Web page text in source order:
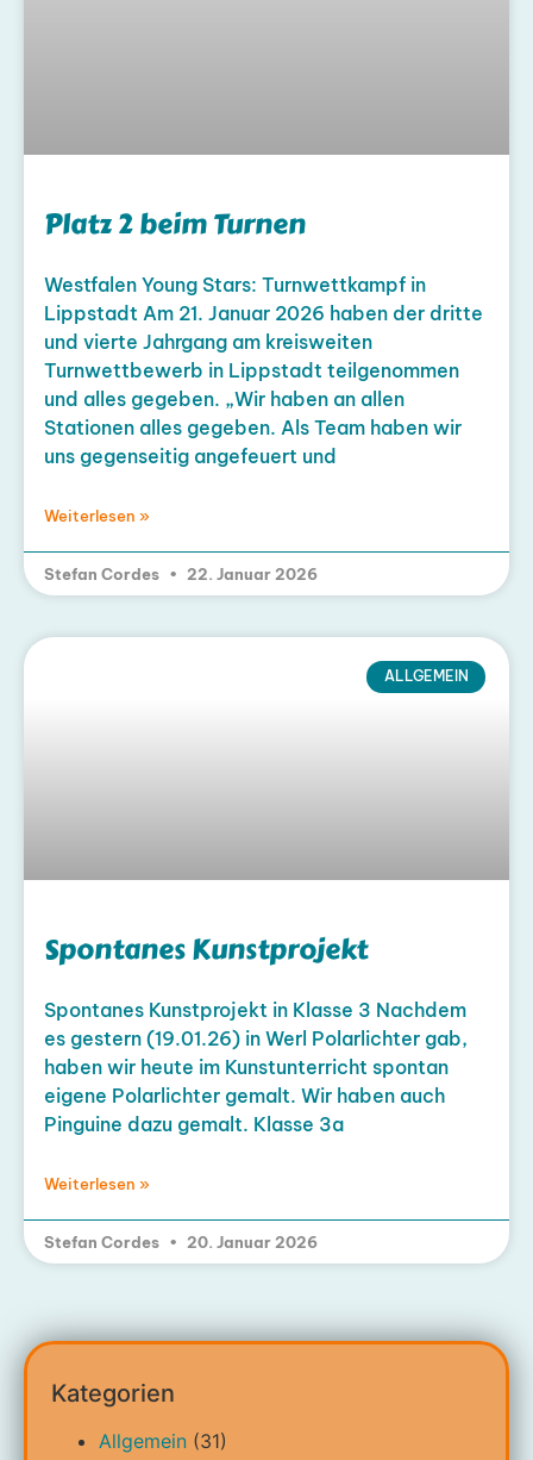
Platz 2 beim Turnen
Westfalen Young Stars: Turnwettkampf in
Lippstadt Am 21. Januar 2026 haben der dritte
und vierte Jahrgang am kreisweiten
Turnwettbewerb in Lippstadt teilgenommen
und alles gegeben. „Wir haben an allen
Stationen alles gegeben. Als Team haben wir
uns gegenseitig angefeuert und
Weiterlesen »
Stefan Cordes 22. Januar 2026
ALLGEMEIN
Spontanes Kunstprojekt
Spontanes Kunstprojekt in Klasse 3 Nachdem
es gestern (19.01.26) in Werl Polarlichter gab,
haben wir heute im Kunstunterricht spontan
eigene Polarlichter gemalt. Wir haben auch
Pinguine dazu gemalt. Klasse 3a
Weiterlesen »
Stefan Cordes 20. Januar 2026
Kategorien
Allgemein (31)